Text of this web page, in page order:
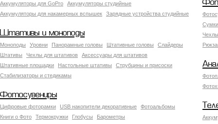
Аккумуляторы для GoPro
Аккумуляторы студийные
Аккумуляторы для накамерных вспышек
Зарядные устройства студийные
Штативы и моноподы
Моноподы Уровни Панорамные головы Штативные головы
Слайдеры
Штативы
Чехлы для штативов
Аксессуары для штативов
Штативные площадки
Настольные штативы
Струбцины и присоски
Стабилизаторы и стедикамы
Фотосувениры
Цифровые фоторамки USB накопители декоративные
Фотоальбомы
Книги о Фото
Термокружки Глобусы Барометры